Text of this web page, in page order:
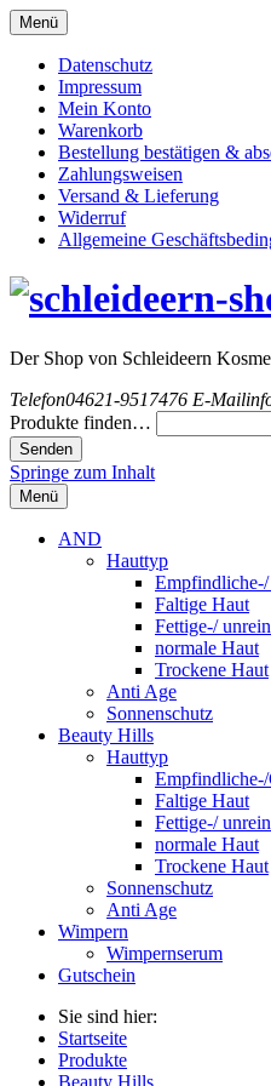
Menü
Datenschutz
Impressum
Mein Konto
Warenkorb
Bestellung bestätigen &
Zahlungsweisen
Versand & Lieferung
Widerruf
Allgemeine
Der Shop von Schleideern
Telefon04621-9517476 E-Mail
Produkte finden…
Springe zum Inhalt
Menü
AND
Hauttyp
Faltige Haut
Fettige-/
normale Haut
Trockene Haut
Anti Age
Sonnenschutz
Beauty Hills
Hauttyp
Faltige Haut
Fettige-/
normale Haut
Trockene Haut
Sonnenschutz
Anti Age
Wimpern
Wimpernserum
Gutschein
Sie sind hier:
Startseite
Produkte
Beauty Hills